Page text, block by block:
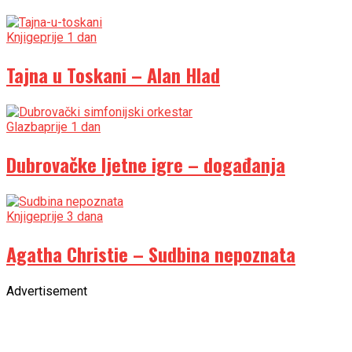
Knjigeprije 1 dan
Tajna u Toskani – Alan Hlad
Glazbaprije 1 dan
Dubrovačke ljetne igre – događanja
Knjigeprije 3 dana
Agatha Christie – Sudbina nepoznata
Advertisement